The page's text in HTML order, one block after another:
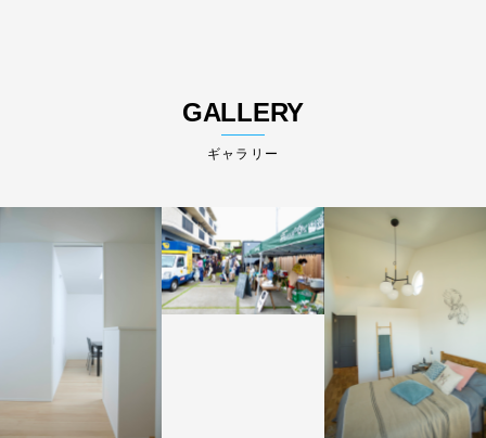
GALLERY
ギャラリー